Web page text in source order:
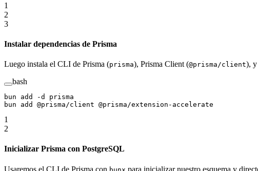
1
2
3
Instalar dependencias de Prisma
Luego instala el CLI de Prisma (prisma), Prisma Client (@prisma/client), y
bash
bun add -d
prisma
bun add @prisma/client @prisma/extension-accelerate
1
2
Inicializar Prisma con PostgreSQL
Usaremos el CLI de Prisma con
para inicializar nuestro esquema y